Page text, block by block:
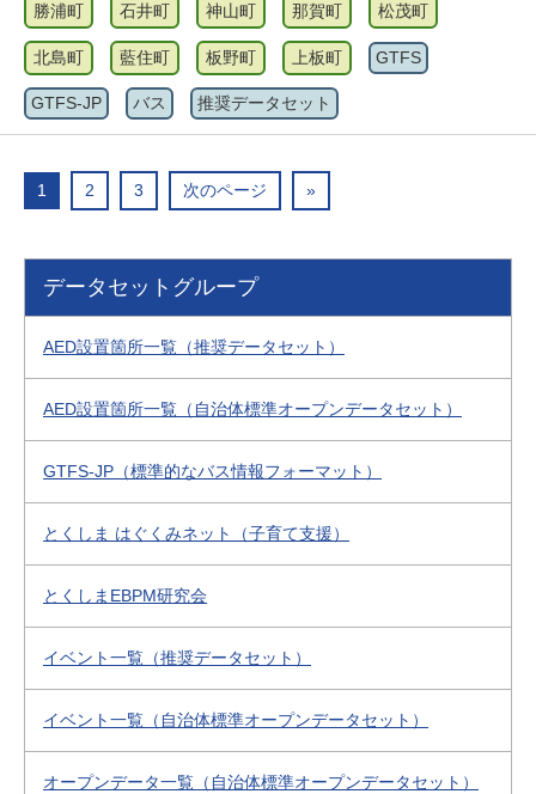
勝浦町 石井町 神山町 那賀町 松茂町
北島町 藍住町 板野町 上板町 GTFS
GTFS-JP バス 推奨データセット
1 2 3 次のページ »
データセットグループ
AED設置箇所一覧（推奨データセット）
AED設置箇所一覧（自治体標準オープンデータセット）
GTFS-JP（標準的なバス情報フォーマット）
とくしま はぐくみネット（子育て支援）
とくしまEBPM研究会
イベント一覧（推奨データセット）
イベント一覧（自治体標準オープンデータセット）
オープンデータ一覧（自治体標準オープンデータセット）